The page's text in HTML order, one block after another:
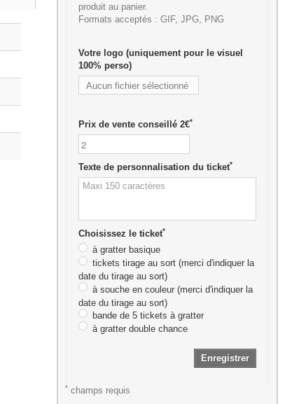
produit au panier.
Formats acceptés : GIF, JPG, PNG
Votre logo (uniquement pour le visuel
100% perso)
Aucun fichier sélectionné
Prix de vente conseillé 2€*
Texte de personnalisation du ticket*
Choisissez le ticket*
à gratter basique
tickets tirage au sort (merci d'indiquer la
date du tirage au sort)
à souche en couleur (merci d'indiquer la
date du tirage au sort)
bande de 5 tickets à gratter
à gratter double chance
Enregistrer
* champs requis